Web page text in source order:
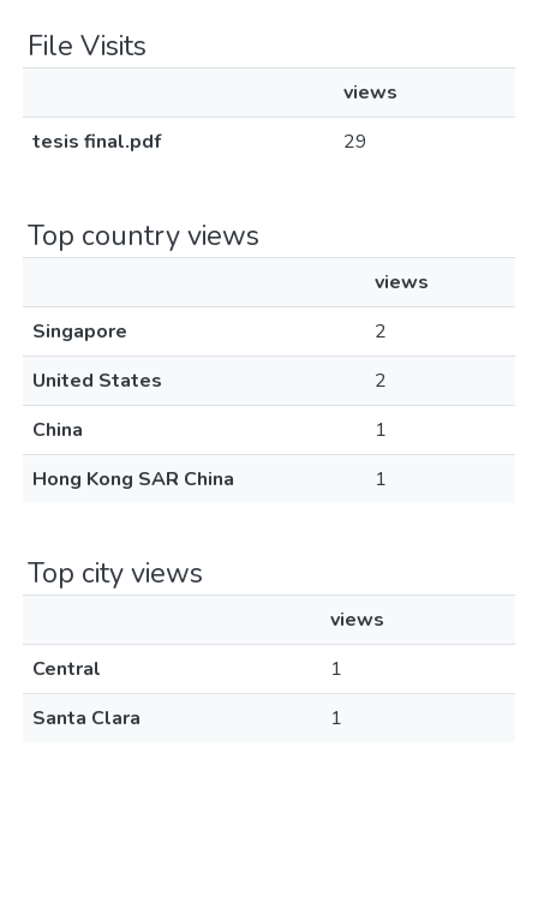
File Visits
views
tesis final.pdf
29
Top country views
views
Singapore
2
United States
2
China
1
Hong Kong SAR China
1
Top city views
views
Central
1
Santa Clara
1